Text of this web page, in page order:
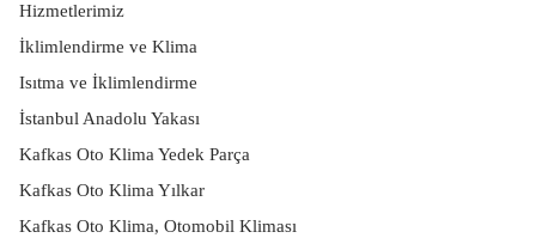
Hizmetlerimiz
İklimlendirme ve Klima
Isıtma ve İklimlendirme
İstanbul Anadolu Yakası
Kafkas Oto Klima Yedek Parça
Kafkas Oto Klima Yılkar
Kafkas Oto Klima, Otomobil Kliması